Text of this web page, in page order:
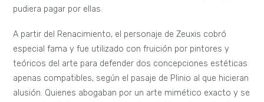
pudiera pagar por ellas.
A partir del Renacimiento, el personaje de Zeuxis cobró
especial fama y fue utilizado con fruición por pintores y
teóricos del arte para defender dos concepciones estéticas
apenas compatibles, según el pasaje de Plinio al que hicieran
alusión. Quienes abogaban por un arte mimético exacto y se